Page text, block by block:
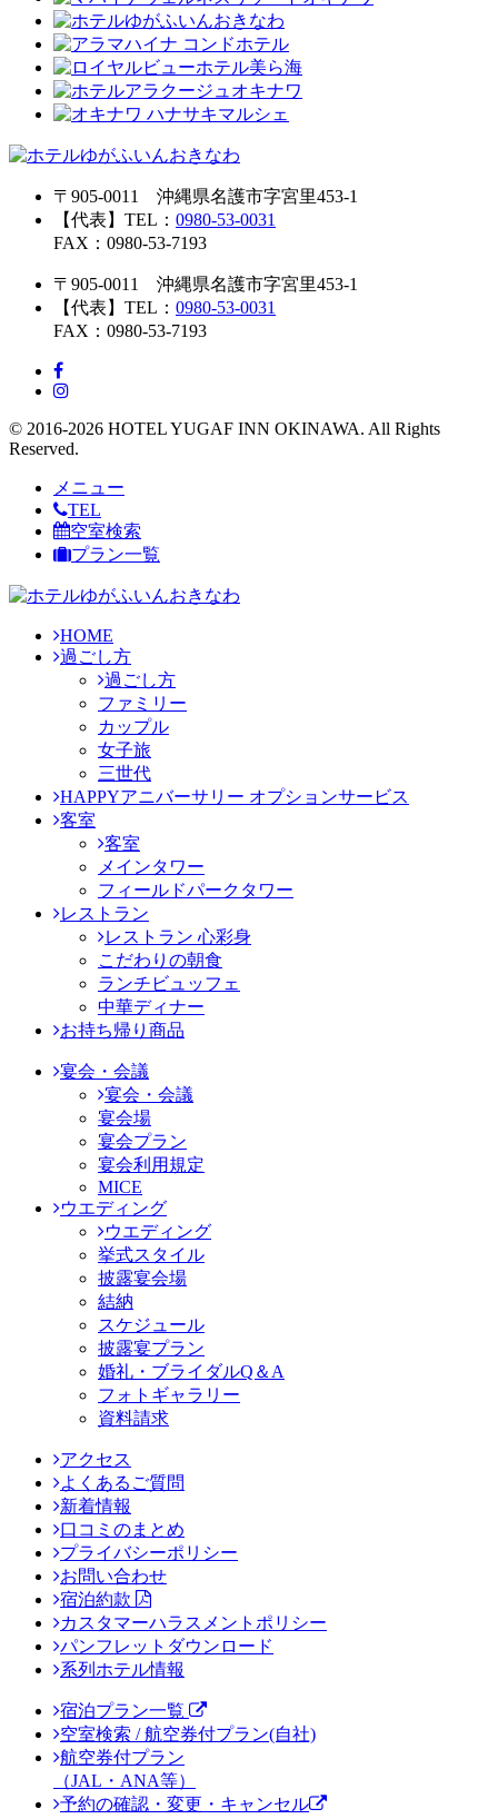
〒905-0011 沖縄県名護市字宮里453-1
【代表】TEL： 0980-53-0031
FAX：0980-53-7193
〒905-0011 沖縄県名護市字宮里453-1
【代表】TEL： 0980-53-0031
FAX：0980-53-7193
© 2016-2026 HOTEL YUGAF INN OKINAWA. All Rights
Reserved.
メニュー
TEL
空室検索
プラン一覧
HOME
過ごし方
過ごし方
ファミリー
カップル
女子旅
三世代
HAPPYアニバーサリー オプションサービス
客室
客室
メインタワー
フィールドパークタワー
レストラン
レストラン 心彩身
こだわりの朝食
ランチビュッフェ
中華ディナー
お持ち帰り商品
宴会・会議
宴会・会議
宴会場
宴会プラン
宴会利用規定
MICE
ウエディング
ウエディング
挙式スタイル
披露宴会場
結納
スケジュール
披露宴プラン
婚礼・ブライダルQ＆A
フォトギャラリー
資料請求
アクセス
よくあるご質問
新着情報
口コミのまとめ
プライバシーポリシー
お問い合わせ
宿泊約款
カスタマーハラスメントポリシー
パンフレットダウンロード
系列ホテル情報
宿泊プラン一覧
空室検索 / 航空券付プラン(自社)
航空券付プラン
（JAL・ANA等）
予約の確認・変更・キャンセル